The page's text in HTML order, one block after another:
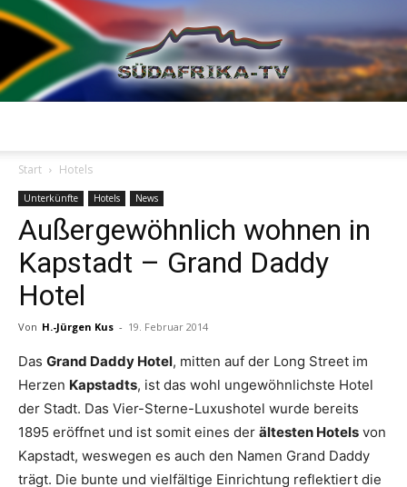
TV
Start Hotels
Unterkünfte Hotels News
Außergewöhnlich wohnen in
Kapstadt – Grand Daddy
Hotel
Von H.-Jürgen Kus - 19. Februar 2014
Das Grand Daddy Hotel, mitten auf der Long Street im
Herzen Kapstadts, ist das wohl ungewöhnlichste Hotel
der Stadt. Das Vier-Sterne-Luxushotel wurde bereits
1895 eröffnet und ist somit eines der ältesten Hotels von
Kapstadt, weswegen es auch den Namen Grand Daddy
trägt. Die bunte und vielfältige Einrichtung reflektiert die